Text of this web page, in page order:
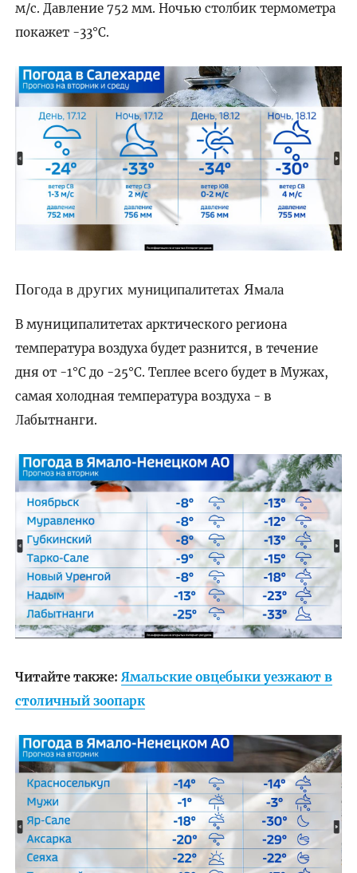
м/с. Давление 752 мм. Ночью столбик термометра
покажет -33°C.
Погода в других муниципалитетах Ямала
В муниципалитетах арктического региона
температура воздуха будет разнится, в течение
дня от -1°C до -25°C. Теплее всего будет в Мужах,
самая холодная температура воздуха - в
Лабытнанги.
Читайте также: Ямальские овцебыки уезжают в
столичный зоопарк